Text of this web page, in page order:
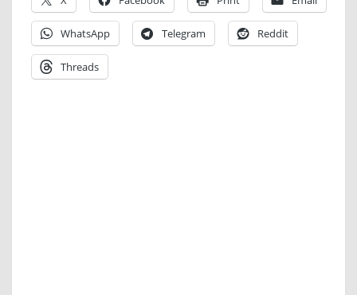
WhatsApp Telegram Reddit
Threads